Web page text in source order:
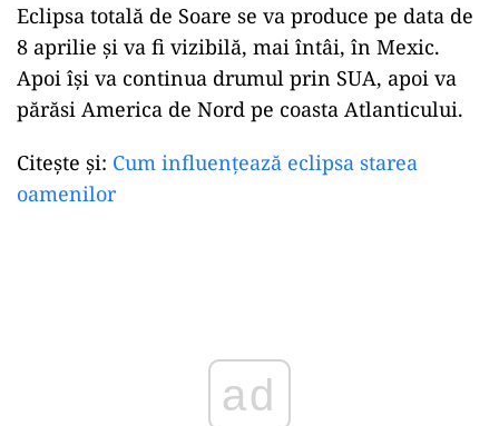
Eclipsa totală de Soare se va produce pe data de
8 aprilie și va fi vizibilă, mai întâi, în Mexic.
Apoi își va continua drumul prin SUA, apoi va
părăsi America de Nord pe coasta Atlanticului.
Citește și: Cum influențează eclipsa starea
oamenilor